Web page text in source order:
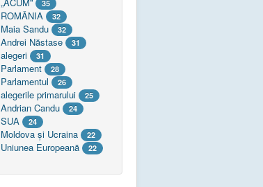
35
ROMÂNIA 32
Maia Sandu 32
Andrei Năstase 31
alegeri 31
Parlament 28
Parlamentul 26
alegerile primarului 25
Andrian Candu 24
SUA 24
Moldova și Ucraina 22
Uniunea Europeană 22